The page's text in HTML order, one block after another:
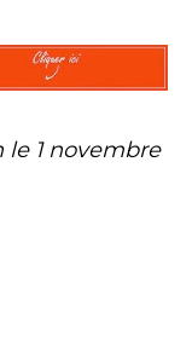
le 1 novembre